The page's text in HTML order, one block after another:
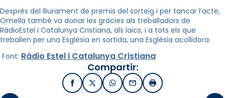
Després del lliurament de premis del sorteig i per tancar l’acte,
Omella també va donar les gràcies als treballadors de
RàdioEstel i Catalunya Cristiana, als laics, i a tots els que
treballen per una Església en sortida, una Església acollidora.
Font: Ràdio Estel i Catalunya Cristiana
Compartir:
FacebookX / TwitterWhatsApp
EmailImprimir